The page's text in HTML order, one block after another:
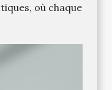
où chaque